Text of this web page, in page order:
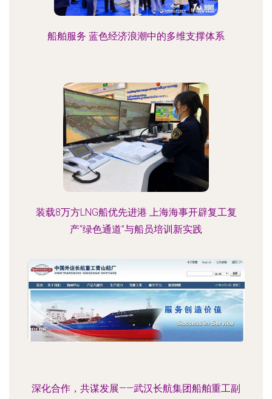
船舶服务 蓝色经济浪潮中的多维支撑体系
装载8万方LNG船优先进港 上海海事开辟复工复
产“绿色通道”与船员培训新实践
深化合作，共谋发展——武汉长航集团船舶重工副